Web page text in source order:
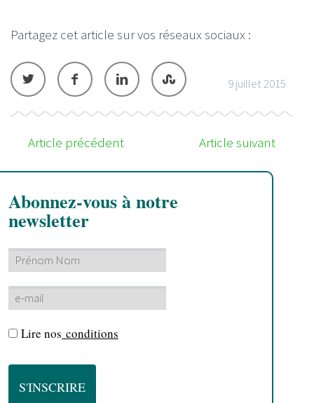
Partagez cet article sur vos réseaux sociaux :
9 juillet 2015
Article précédent Article suivant
Abonnez-vous à notre
newsletter
Lire nos conditions